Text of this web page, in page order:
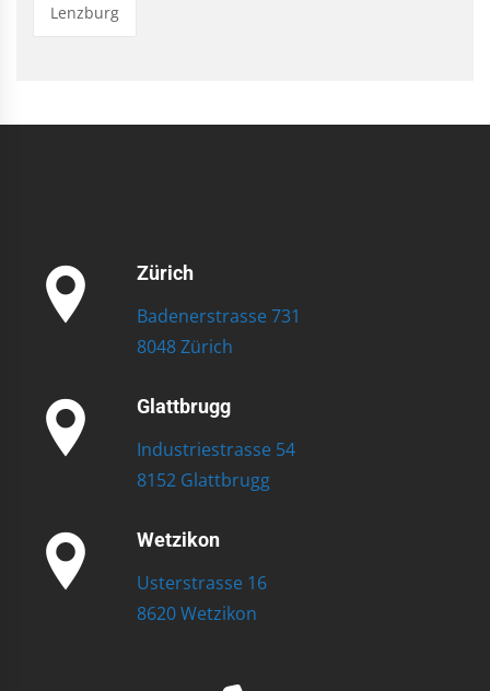
Lenzburg
Zürich
Badenerstrasse 731
8048 Zürich
Glattbrugg
Industriestrasse 54
8152 Glattbrugg
Wetzikon
Usterstrasse 16
8620 Wetzikon